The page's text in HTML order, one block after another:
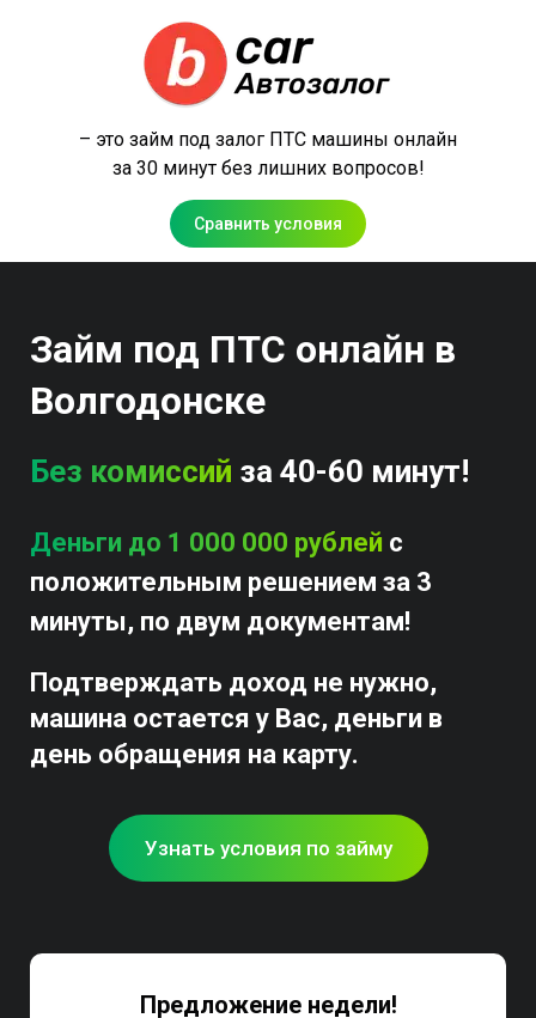
– это займ под залог ПТС машины онлайн
за 30 минут без лишних вопросов!
Сравнить условия
Займ под ПТС онлайн в
Волгодонске
Без комиссий за 40-60 минут!
Деньги до 1 000 000 рублей с
положительным решением за 3
минуты, по двум документам!
Подтверждать доход не нужно,
машина остается у Вас, деньги в
день обращения на карту.
Узнать условия по займу
Предложение недели!